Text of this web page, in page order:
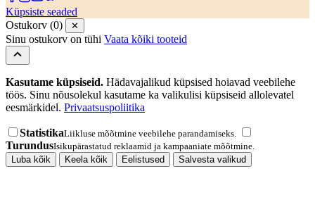
Küpsiste seaded
Ostukorv (0)
✕
Sinu ostukorv on tühi Vaata kõiki tooteid
Kasutame küpsiseid. Hädavajalikud küpsised hoiavad veebilehe
töös. Sinu nõusolekul kasutame ka valikulisi küpsiseid allolevatel
eesmärkidel. Privaatsuspoliitika
StatistikaLiikluse mõõtmine veebilehe parandamiseks.
TurundusIsikupärastatud reklaamid ja kampaaniate mõõtmine.
Luba kõik
Keela kõik Eelistused Salvesta valikud